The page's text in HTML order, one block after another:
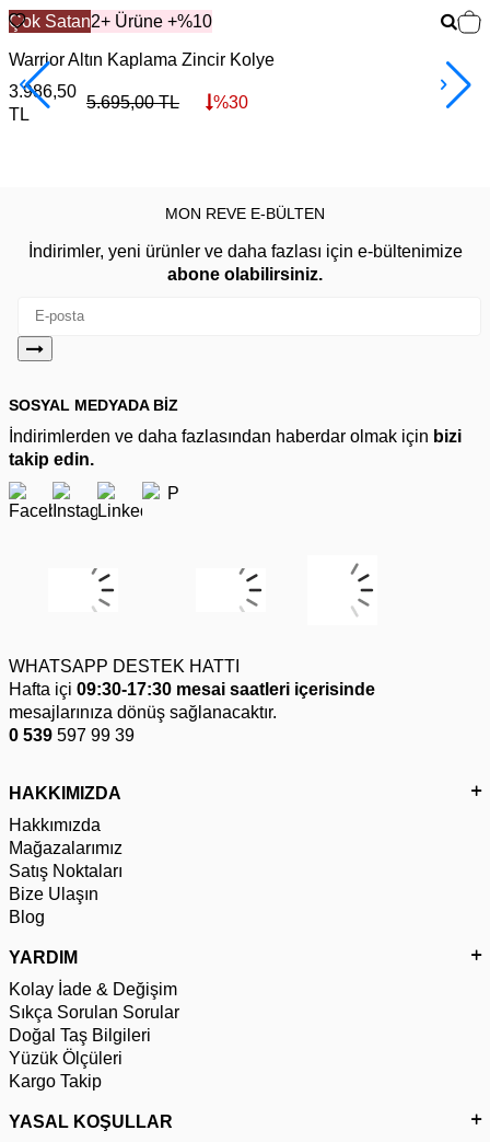
Çok Satan2+ Ürüne +%10
Warrior Altın Kaplama Zincir Kolye
3.986,50
TL
5.695,00TL %30
MON REVE E-BÜLTEN
İndirimler, yeni ürünler ve daha fazlası için e-bültenimize
abone olabilirsiniz.
SOSYAL MEDYADA BİZ
İndirimlerden ve daha fazlasından haberdar olmak için bizi
takip edin.
WHATSAPP DESTEK HATTI
Hafta içi 09:30-17:30 mesai saatleri içerisinde
mesajlarınıza dönüş sağlanacaktır.
0 539 597 99 39
HAKKIMIZDA
Hakkımızda
Mağazalarımız
Satış Noktaları
Bize Ulaşın
Blog
YARDIM
Kolay İade & Değişim
Sıkça Sorulan Sorular
Doğal Taş Bilgileri
Yüzük Ölçüleri
Kargo Takip
YASAL KOŞULLAR